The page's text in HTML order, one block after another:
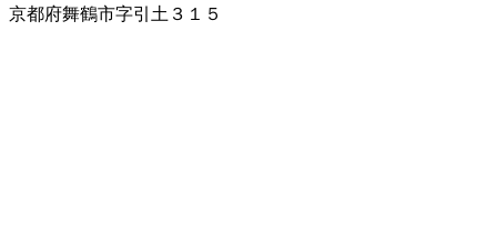
京都府舞鶴市字引土３１５